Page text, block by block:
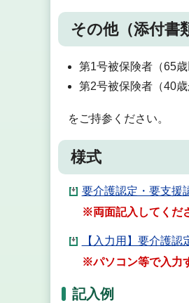
その他（添付書
第1号被保険者（65
第2号被保険者（40
をご持参ください。
様式
要介護認定・要支援
※両面記入してくだ
【入力用】要介護
※パソコン等で入力
記入例